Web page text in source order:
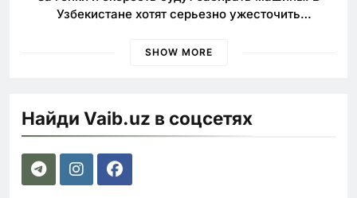
Узбекистане хотят серьезно ужесточить
SHOW MORE
Найди Vaib.uz в соцсетях